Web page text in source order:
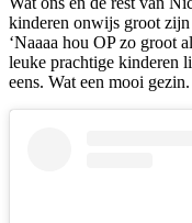
kinderen onwijs groot
‘Naaaa hou OP zo groot
leuke prachtige kinderen
eens. Wat een mooi